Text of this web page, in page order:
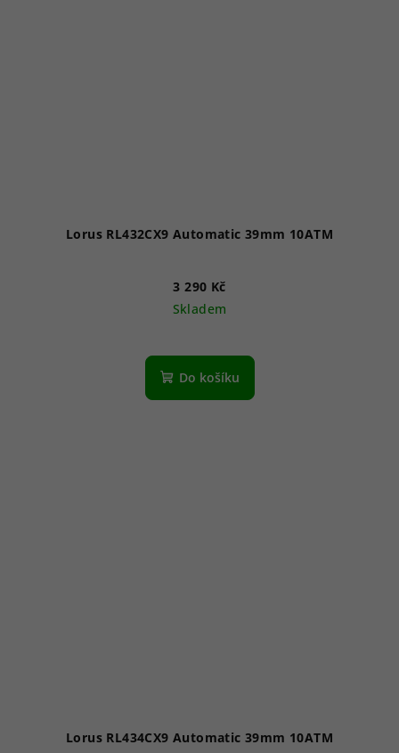
Lorus RL432CX9 Automatic 39mm 10ATM
3 290 Kč
Skladem
Do košíku
Lorus RL434CX9 Automatic 39mm 10ATM